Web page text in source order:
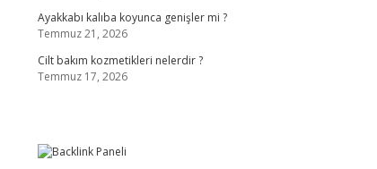
Ayakkabı kalıba koyunca genişler mi ?
Temmuz 21, 2026
Cilt bakım kozmetikleri nelerdir ?
Temmuz 17, 2026